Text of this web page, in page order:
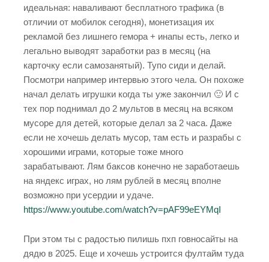
идеальная: наваливают бесплатного трафика (в
отличии от мобилок сегодня), монетизация их
рекламой без лишнего гемора + инапы есть, легко и
легально выводят заработки раз в месяц (на
карточку если самозанятый). Тупо сиди и делай.
Посмотри например интервью этого чела. Он похоже
начал делать игрушки когда ты уже закончил 🙂 И с
тех пор поднимал до 2 мультов в месяц на всяком
мусоре для детей, которые делал за 2 часа. Даже
если не хочешь делать мусор, там есть и разрабы с
хорошими играми, которые тоже много
зарабатывают. Лям баксов конечно не заработаешь
на яндекс играх, но лям рублей в месяц вполне
возможно при усердии и удаче.
https://www.youtube.com/watch?v=pAF99eEYMqI
При этом ты с радостью пилишь пхп говносайты на
дядю в 2025. Еще и хочешь устроится фултайм туда